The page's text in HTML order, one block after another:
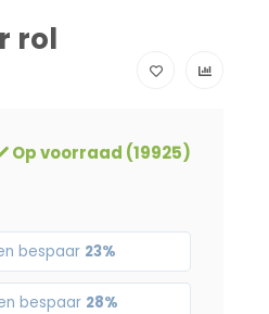
rol
Op voorraad (19925)
bespaar 23%
bespaar 28%